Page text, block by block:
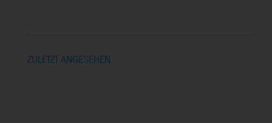
ZULETZT ANGESEHEN